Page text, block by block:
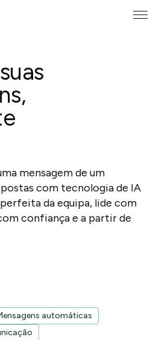
automáticas
mensagem de um
com tecnologia de IA
da equipa, lide com
confiança e a partir de